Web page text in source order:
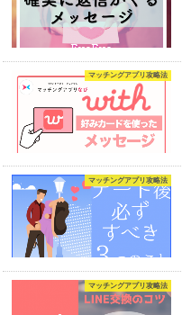
マッチングアプリ攻略法
マッチングアプリ攻略法
マッチングアプリ攻略法